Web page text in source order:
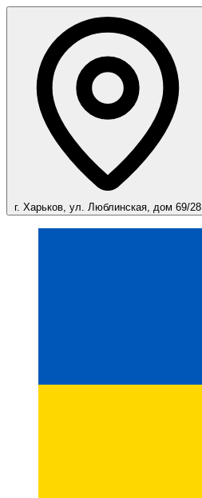
г. Харьков, ул. Люблинская, дом 69/28